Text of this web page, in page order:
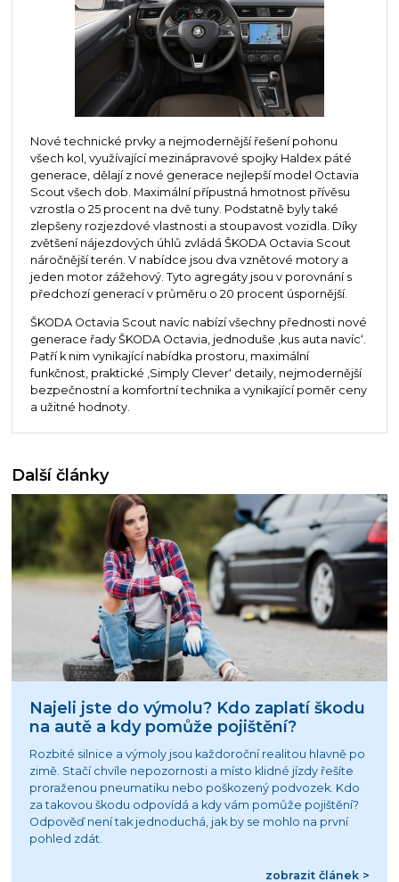
Nové technické prvky a nejmodernější řešení pohonu
všech kol, využívající mezinápravové spojky Haldex páté
generace, dělají z nové generace nejlepší model Octavia
Scout všech dob. Maximální přípustná hmotnost přívěsu
vzrostla o 25 procent na dvě tuny. Podstatně byly také
zlepšeny rozjezdové vlastnosti a stoupavost vozidla. Díky
zvětšení nájezdových úhlů zvládá ŠKODA Octavia Scout
náročnější terén. V nabídce jsou dva vznětové motory a
jeden motor zážehový. Tyto agregáty jsou v porovnání s
předchozí generací v průměru o 20 procent úspornější.
ŠKODA Octavia Scout navíc nabízí všechny přednosti nové
generace řady ŠKODA Octavia, jednoduše ‚kus auta navíc‘.
Patří k nim vynikající nabídka prostoru, maximální
funkčnost, praktické ‚Simply Clever‘ detaily, nejmodernější
bezpečnostní a komfortní technika a vynikající poměr ceny
a užitné hodnoty.
Další články
Najeli jste do výmolu? Kdo zaplatí škodu
na autě a kdy pomůže pojištění?
Rozbité silnice a výmoly jsou každoroční realitou hlavně po
zimě. Stačí chvíle nepozornosti a místo klidné jízdy řešíte
proraženou pneumatiku nebo poškozený podvozek. Kdo
za takovou škodu odpovídá a kdy vám pomůže pojištění?
Odpověď není tak jednoduchá, jak by se mohlo na první
pohled zdát.
zobrazit článek >